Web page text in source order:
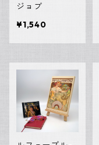
ジョブ
¥1,540